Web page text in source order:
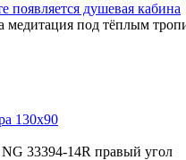
появляется душевая кабина
под тёплым
130x90
33394-14R правый угол